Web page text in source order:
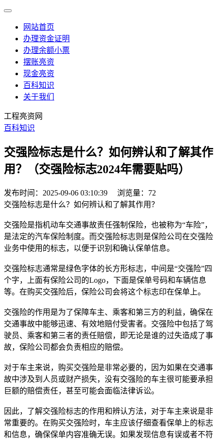
网站首页
办理资金证明
办理余额小票
摆账亮资
现金亮资
百科知识
关于我们
工程亮资网
百科知识
交强险标志是什么？如何辨认和了解其作
用？（交强险标志2024年需要贴吗）
发布时间：2025-09-06 03:10:39
浏览量：72
交强险标志是什么？如何辨认和了解其作用？
交强险是指机动车交通事故责任强制保险，也被称为“车险”，
是法定的汽车保险制度。而交强险标志则是保险公司在交强险
业务中使用的标志，以便于识别和确认保单信息。
交强险标志通常是绿色字体的长方形标志，中间是“交强险”四
个字，上面有保险公司的Logo，下面是保单号码和车辆信息
等。在购买交强险后，保险公司会将这个标志印在保单上。
交强险的作用是为了保障车主、乘客和第三方的利益，确保在
交通事故中能够迅速、有效地赔付受害者。交强险中包括了驾
驶员、乘客和第三者的责任赔偿，即无论是谁的过失造成了事
故，保险公司都会负责相应的赔偿。
对于车主来说，购买交强险是非常必要的，因为如果在交通事
故中涉及到人员或财产损失，没有交强险的车主很可能要承担
巨额的赔偿责任，甚至可能会面临法律诉讼。
因此，了解交强险标志的作用和辨认方法，对于车主来说是非
常重要的。在购买交强险时，车主应该仔细查看保单上的标志
和信息，确保保单内容准确无误。如果发现信息有误或者不符